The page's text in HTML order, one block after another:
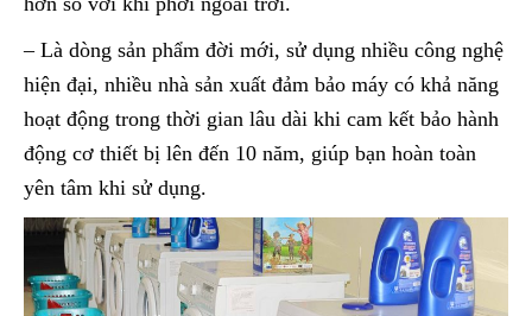
– Là dòng sản phẩm đời mới, sử dụng nhiều công nghệ
hiện đại, nhiều nhà sản xuất đảm bảo máy có khả năng
hoạt động trong thời gian lâu dài khi cam kết bảo hành
động cơ thiết bị lên đến 10 năm, giúp bạn hoàn toàn
yên tâm khi sử dụng.